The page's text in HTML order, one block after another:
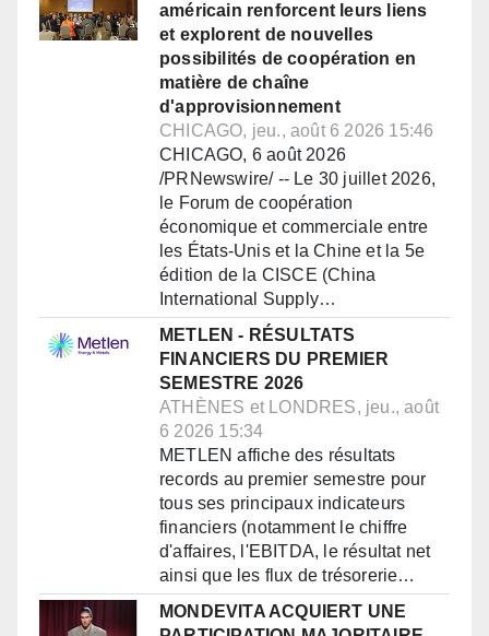
américain renforcent leurs liens
et explorent de nouvelles
possibilités de coopération en
matière de chaîne
d'approvisionnement
CHICAGO, jeu., août 6 2026 15:46
CHICAGO, 6 août 2026
/PRNewswire/ -- Le 30 juillet 2026,
le Forum de coopération
économique et commerciale entre
les États-Unis et la Chine et la 5e
édition de la CISCE (China
International Supply…
METLEN - RÉSULTATS
FINANCIERS DU PREMIER
SEMESTRE 2026
ATHÈNES et LONDRES, jeu., août
6 2026 15:34
METLEN affiche des résultats
records au premier semestre pour
tous ses principaux indicateurs
financiers (notamment le chiffre
d'affaires, l'EBITDA, le résultat net
ainsi que les flux de trésorerie…
MONDEVITA ACQUIERT UNE